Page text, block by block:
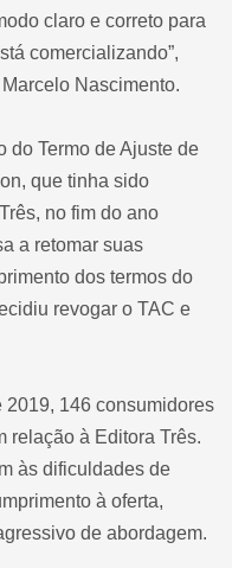
claro e correto para
comercializando”,
Nascimento.
do Termo de Ajuste de
que tinha sido
no fim do ano
a retomar suas
dos termos do
revogar o TAC e
2019, 146 consumidores
relação à Editora Três.
às dificuldades de
à oferta,
de abordagem.